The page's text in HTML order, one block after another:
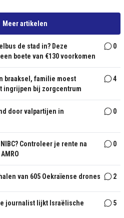
Meer artikelen
de stad in? Deze
boete van €130 voorkomen
0
braaksel, familie moest
ingrijpen bij zorgcentrum
4
door valpartijen in
0
Controleer je rente na
0
van 605 Oekraïense drones 2
journalist lijkt Israëlische
5